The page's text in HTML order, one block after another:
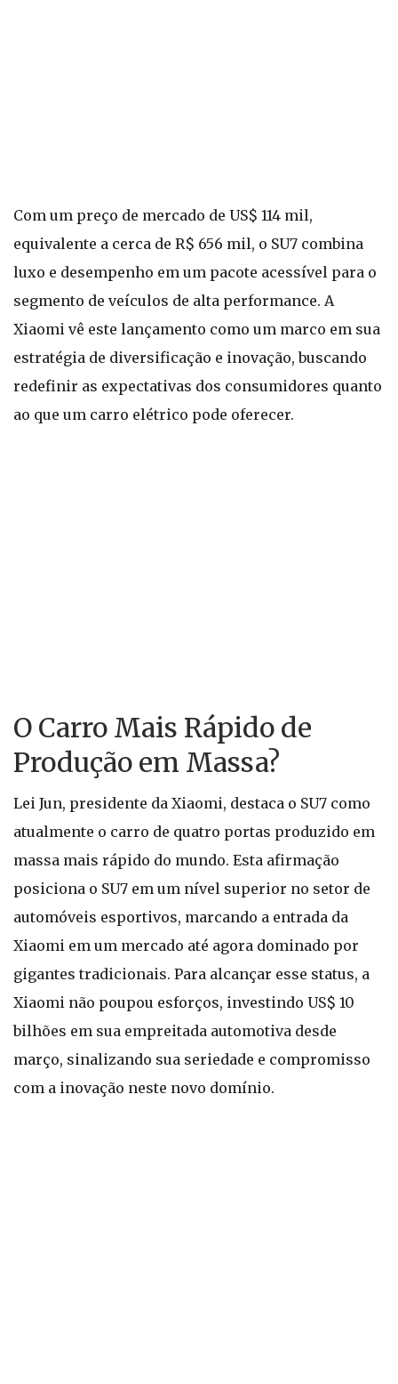
Com um preço de mercado de US$ 114 mil,
equivalente a cerca de R$ 656 mil, o SU7 combina
luxo e desempenho em um pacote acessível para o
segmento de veículos de alta performance. A
Xiaomi vê este lançamento como um marco em sua
estratégia de diversificação e inovação, buscando
redefinir as expectativas dos consumidores quanto
ao que um carro elétrico pode oferecer.
O Carro Mais Rápido de
Produção em Massa?
Lei Jun, presidente da Xiaomi, destaca o SU7 como
atualmente o carro de quatro portas produzido em
massa mais rápido do mundo. Esta afirmação
posiciona o SU7 em um nível superior no setor de
automóveis esportivos, marcando a entrada da
Xiaomi em um mercado até agora dominado por
gigantes tradicionais. Para alcançar esse status, a
Xiaomi não poupou esforços, investindo US$ 10
bilhões em sua empreitada automotiva desde
março, sinalizando sua seriedade e compromisso
com a inovação neste novo domínio.